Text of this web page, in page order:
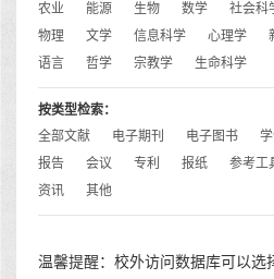
农业
能源 生物 数学 社会科
物理
文学 信息科学 心理学
语言
哲学 宗教学 生命科学
按类型检索：
全部文献
电子期刊 电子图书
报告
会议 专利 报纸 参考工
资讯
其他
温馨提醒：校外访问数据库可以选